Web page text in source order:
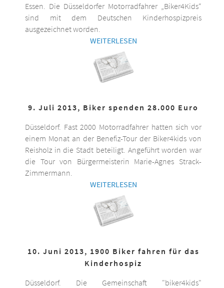
Essen. Die Düsseldorfer Motorradfahrer „Biker4Kids“
sind mit dem Deutschen Kinderhospizpreis
ausgezeichnet worden.
WEITERLESEN
9. Juli 2013, Biker spenden 28.000 Euro
Düsseldorf. Fast 2000 Motorradfahrer hatten sich vor
einem Monat an der Benefiz-Tour der Biker4kids von
Reisholz in die Stadt beteiligt. Angeführt worden war
die Tour von Bürgermeisterin Marie-Agnes Strack-
Zimmermann.
WEITERLESEN
10. Juni 2013, 1900 Biker fahren für das
Kinderhospiz
Düsseldorf. Die Gemeinschaft "biker4kids"